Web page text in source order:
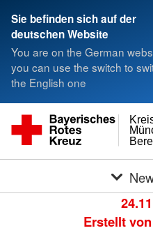
Sie befinden sich auf der
deutschen Website
You are on the German
you can use the switch to
the English one
Erstellt von